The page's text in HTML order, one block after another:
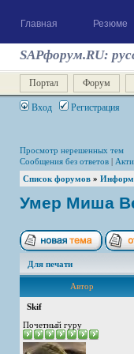
Главная Резюме
SAPфорум.RU:
Портал Форум
Вход Регистрация
Просмотр нерешенных тем
Сообщения без ответов |
Список форумов »
Умер Миша
Для печати
Автор
Skif
Почетный гуру